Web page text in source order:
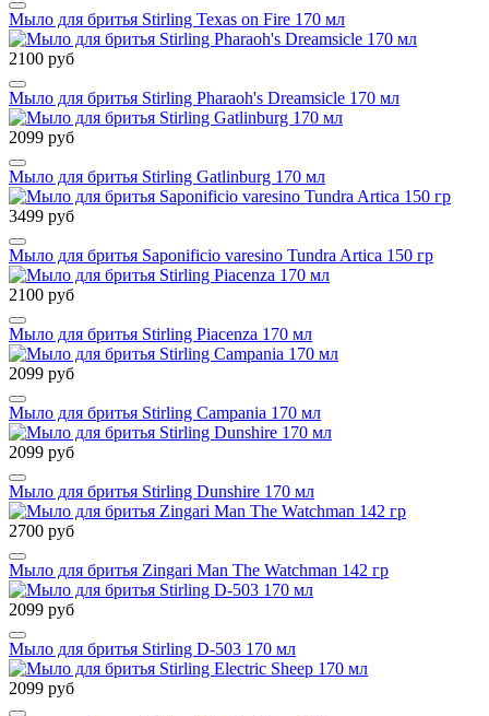
Мыло для бритья Stirling Texas on Fire 170 мл
2100 руб
Мыло для бритья Stirling Pharaoh's Dreamsicle 170 мл
2099 руб
Мыло для бритья Stirling Gatlinburg 170 мл
3499 руб
Мыло для бритья Saponificio varesino Tundra Artica 150 гр
2100 руб
Мыло для бритья Stirling Piacenza 170 мл
2099 руб
Мыло для бритья Stirling Campania 170 мл
2099 руб
Мыло для бритья Stirling Dunshire 170 мл
2700 руб
Мыло для бритья Zingari Man The Watchman 142 гр
2099 руб
Мыло для бритья Stirling D-503 170 мл
2099 руб